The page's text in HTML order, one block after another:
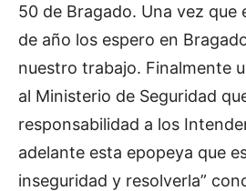
50 de Bragado. Una vez que
de año los espero en
nuestro trabajo. Finalmente
al Ministerio de Seguridad
responsabilidad a los
adelante esta epopeya que
inseguridad y resolverla”